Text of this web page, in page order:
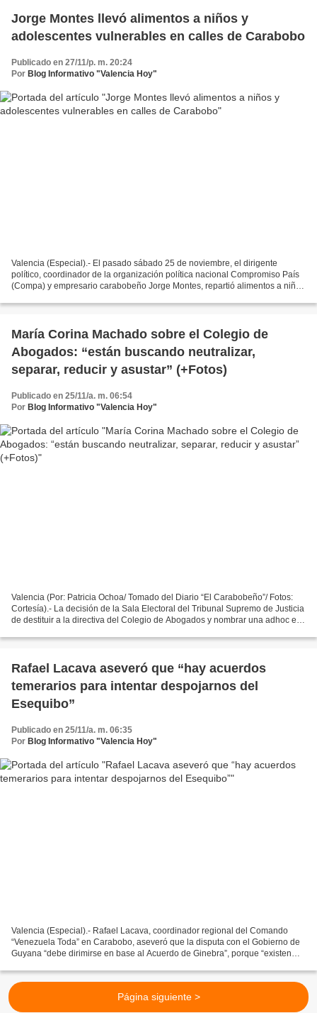
Jorge Montes llevó alimentos a niños y
adolescentes vulnerables en calles de Carabobo
Publicado en 27/11/p. m. 20:24
Por Blog Informativo "Valencia Hoy"
Valencia (Especial).- El pasado sábado 25 de noviembre, el dirigente
político, coordinador de la organización política nacional Compromiso País
(Compa) y empresario carabobeño Jorge Montes, repartió alimentos a niños
María Corina Machado sobre el Colegio de
Abogados: “están buscando neutralizar,
separar, reducir y asustar” (+Fotos)
Publicado en 25/11/a. m. 06:54
Por Blog Informativo "Valencia Hoy"
Valencia (Por: Patricia Ochoa/ Tomado del Diario “El Carabobeño”/ Fotos:
Cortesía).- La decisión de la Sala Electoral del Tribunal Supremo de Justicia
de destituir a la directiva del Colegio de Abogados y nombrar una adhoc es,
Rafael Lacava aseveró que “hay acuerdos
temerarios para intentar despojarnos del
Esequibo”
Publicado en 25/11/a. m. 06:35
Por Blog Informativo "Valencia Hoy"
Valencia (Especial).- Rafael Lacava, coordinador regional del Comando
“Venezuela Toda” en Carabobo, aseveró que la disputa con el Gobierno de
Guyana “debe dirimirse en base al Acuerdo de Ginebra”, porque “existen
Página siguiente >